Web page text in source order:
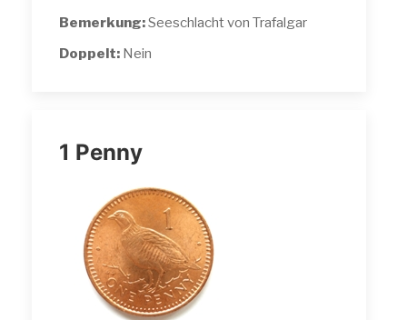
Bemerkung:Seeschlacht von Trafalgar
Doppelt: Nein
1 Penny